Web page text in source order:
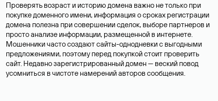
Проверять возраст и историю домена важно не только при
покупке доменного имени, информация о сроках регистрации
домена полезна при совершении сделок, выборе партнеров и
просто анализе информации, размещенной в интернете.
Мошенники часто создают сайты-однодневки с выгодными
предложениями, поэтому перед покупкой стоит проверить
сайт. Недавно зарегистрированный домен — веский повод
усомниться в чистоте намерений авторов сообщения.